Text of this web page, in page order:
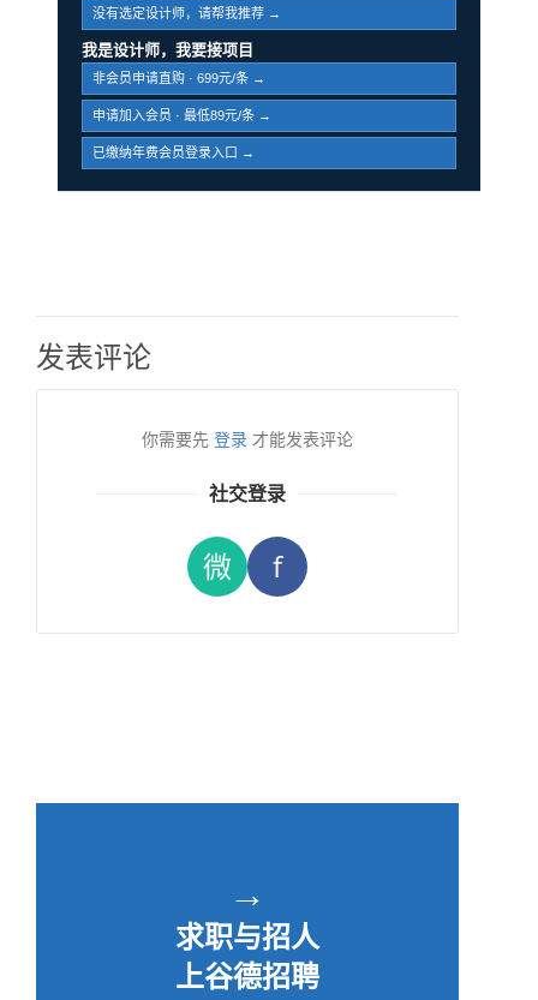
没有选定设计师，请帮我推荐 →
我是设计师，我要接项目
非会员申请直购 · 699元/条 →
申请加入会员 · 最低89元/条 →
已缴纳年费会员登录入口 →
发表评论
你需要先 登录 才能发表评论
社交登录
微 f
→
求职与招人
上谷德招聘